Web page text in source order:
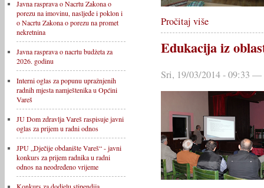
Javna rasprava o Nacrtu Zakona o
porezu na imovinu, nasljeđe i poklon i
o Nacrtu Zakona o porezu na promet
nekretnina
Javna rasprava o nacrtu budžeta za
2026. godinu
Interni oglas za popunu upražnjenih
radnih mjesta namještenika u Općini
Vareš
JU Dom zdravlja Vareš raspisuje javni
oglas za prijem u radni odnos
JPU „Dječije obdanište Vareš“ - javni
konkurs za prijem radnika u radni
odnos na neodređeno vrijeme
Pročitaj više
Edukacija iz
Sri, 19/03/2014 - 09:33